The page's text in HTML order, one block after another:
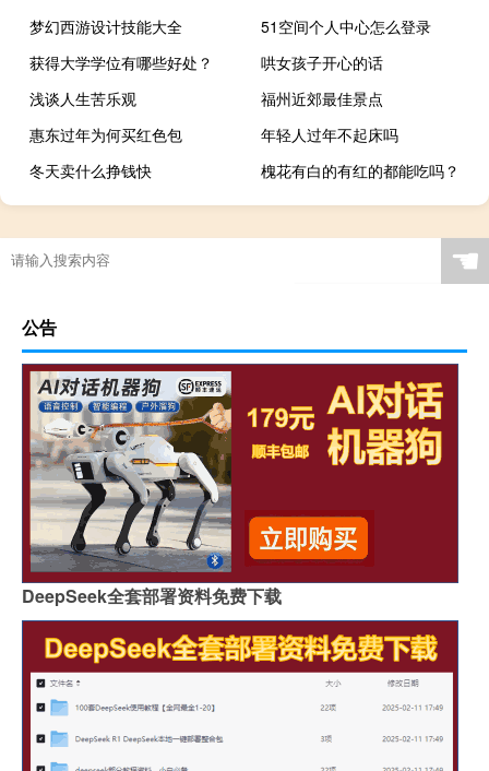
梦幻西游设计技能大全
51空间个人中心怎么登录
获得大学学位有哪些好处？
哄女孩子开心的话
浅谈人生苦乐观
福州近郊最佳景点
惠东过年为何买红色包
年轻人过年不起床吗
冬天卖什么挣钱快
槐花有白的有红的都能吃吗？
☚
公告
DeepSeek全套部署资料免费下载